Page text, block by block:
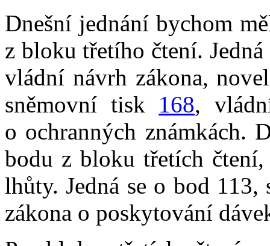
Dnešní jednání bychom
z bloku třetího čtení.
vládní návrh zákona,
sněmovní tisk 168,
o ochranných známkách.
bodu z bloku třetích
lhůty. Jedná se o bod
zákona o poskytování